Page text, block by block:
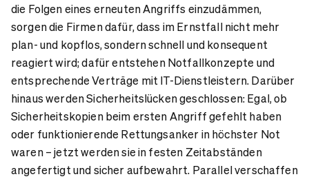
die Folgen eines erneuten Angriffs einzudämmen,
sorgen die Firmen dafür, dass im Ernstfall nicht mehr
plan- und kopflos, sondern schnell und konsequent
reagiert wird; dafür entstehen Notfallkonzepte und
entsprechende Verträge mit IT-Dienstleistern. Darüber
hinaus werden Sicherheitslücken geschlossen: Egal, ob
Sicherheitskopien beim ersten Angriff gefehlt haben
oder funktionierende Rettungsanker in höchster Not
waren – jetzt werden sie in festen Zeitabständen
angefertigt und sicher aufbewahrt. Parallel verschaffen